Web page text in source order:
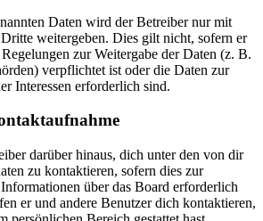
Daten wird der Betreiber nur mit
weitergeben. Dies gilt nicht, sofern er
zur Weitergabe der Daten (z. B.
verpflichtet ist oder die Daten zur
Interessen erforderlich sind.
darüber hinaus, dich unter den von dir
zu kontaktieren, sofern dies zur
über das Board erforderlich
er und andere Benutzer dich kontaktieren,